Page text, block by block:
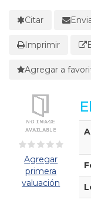
Citar
Imprimir
Agregar a
Agregar
primera
valuación